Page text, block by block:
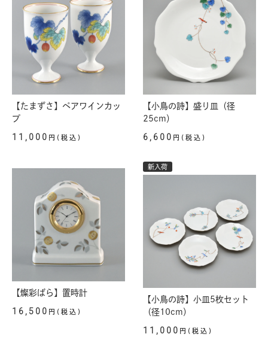
【たまずさ】ペアワインカッ
プ
11,000 円(税込)
【小鳥の詩】盛り皿（径
25cm）
6,600 円(税込)
【燦彩ばら】置時計
16,500 円(税込)
新入荷
【小鳥の詩】小皿5枚セット
（径10cm）
11,000 円(税込)